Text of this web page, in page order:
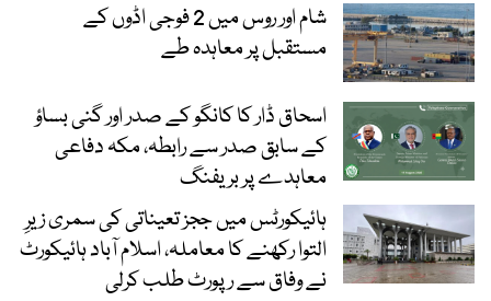
شام اور روس میں 2 فوجی اڈوں کے
مستقبل پر معاہدہ طے
اسحاق ڈار کا کانگو کے صدر اور گنی بساؤ
کے سابق صدر سے رابطہ، مکہ دفاعی
معاہدے پر بریفنگ
ہائیکورٹس میں ججز تعیناتی کی سمری زیرِ
التوا رکھنے کا معاملہ، اسلام آباد ہائیکورٹ
نے وفاق سے رپورٹ طلب کرلی